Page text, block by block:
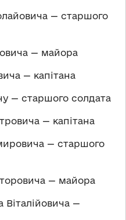
— старшого
— майора
— капітана
— старшого солдата
— капітана
— старшого
— майора
—